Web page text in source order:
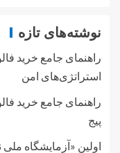
نوشته‌های تازه
راهنمای جامع خرید
استراتژی‌های امن
راهنمای جامع خرید
پیج
اولین «آزمایشگاه